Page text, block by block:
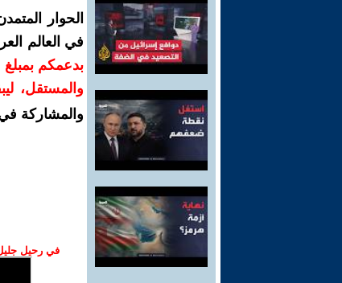
الحوار
في العالم
والمستقل،
والمشاركة
في رحيل